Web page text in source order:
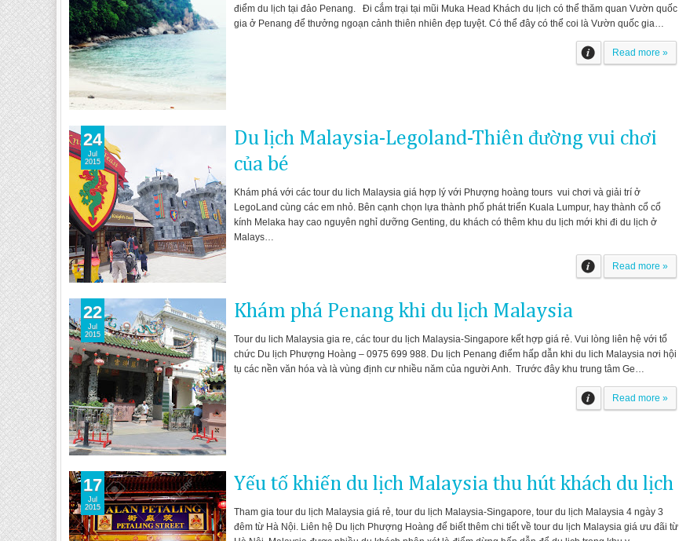
điểm du lịch tại đảo Penang. Đi cắm trại tại mũi Muka Head Khách du lịch có thể thăm quan Vườn quốc
gia ở Penang để thưởng ngoạn cảnh thiên nhiên đẹp tuyệt. Có thể đây có thể coi là Vườn quốc gia…
Read more »
Du lịch Malaysia-Legoland-Thiên đường vui chơi
của bé
Khám phá với các tour du lich Malaysia giá hợp lý với Phượng hoàng tours vui chơi và giải trí ở
LegoLand cùng các em nhỏ. Bên cạnh chọn lựa thành phố phát triển Kuala Lumpur, hay thành cổ cổ
kính Melaka hay cao nguyên nghỉ dưỡng Genting, du khách có thêm khu du lịch mới khi đi du lịch ở
Malays…
Read more »
24
Jul
2015
Khám phá Penang khi du lịch Malaysia
Tour du lich Malaysia gia re, các tour du lịch Malaysia-Singapore kết hợp giá rẻ. Vui lòng liên hệ với tổ
chức Du lịch Phượng Hoàng – 0975 699 988. Du lịch Penang điểm hấp dẫn khi du lich Malaysia nơi hội
tụ các nền văn hóa và là vùng định cư nhiều năm của người Anh. Trước đây khu trung tâm Ge…
Read more »
22
Jul
2015
Yếu tố khiến du lịch Malaysia thu hút khách du lịch
Tham gia tour du lịch Malaysia giá rẻ, tour du lịch Malaysia-Singapore, tour du lịch Malaysia 4 ngày 3
đêm từ Hà Nội. Liên hệ Du lịch Phượng Hoàng để biết thêm chi tiết về tour du lịch Malaysia giá ưu đãi từ
17
Jul
2015